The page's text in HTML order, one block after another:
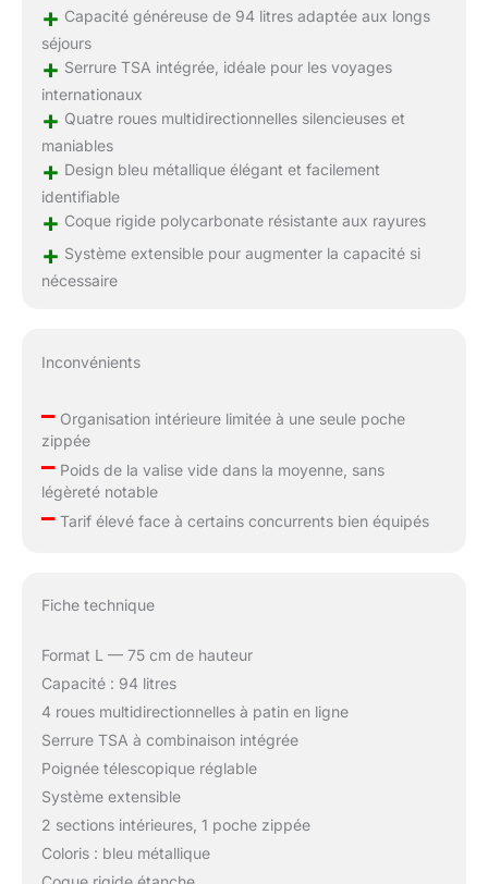
+ Capacité généreuse de 94 litres adaptée aux longs
séjours
+ Serrure TSA intégrée, idéale pour les voyages
internationaux
+ Quatre roues multidirectionnelles silencieuses et
maniables
+ Design bleu métallique élégant et facilement
identifiable
+ Coque rigide polycarbonate résistante aux rayures
+ Système extensible pour augmenter la capacité si
nécessaire
Inconvénients
–Organisation intérieure limitée à une seule poche
zippée
–Poids de la valise vide dans la moyenne, sans
légèreté notable
–Tarif élevé face à certains concurrents bien équipés
Fiche technique
Format L — 75 cm de hauteur
Capacité : 94 litres
4 roues multidirectionnelles à patin en ligne
Serrure TSA à combinaison intégrée
Poignée télescopique réglable
Système extensible
2 sections intérieures, 1 poche zippée
Coloris : bleu métallique